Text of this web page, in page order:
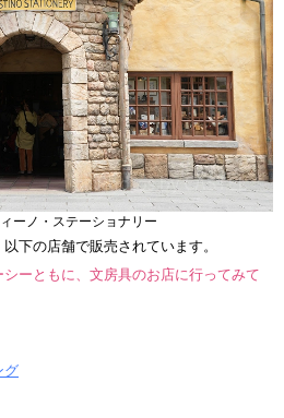
ーノ・ステーショナリー
下の店舗で販売されています。
ーともに、文房具のお店に行ってみて
グ